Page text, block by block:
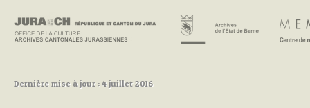
Dernière mise à jour : 4 juillet 2016